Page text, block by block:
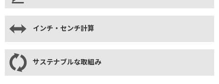
インチ・センチ計算
サステナブルな取組み